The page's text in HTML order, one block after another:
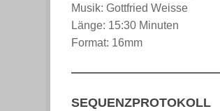
Musik: Gottfried Weisse
Länge: 15:30 Minuten
Format: 16mm
SEQUENZPROTOKOLL